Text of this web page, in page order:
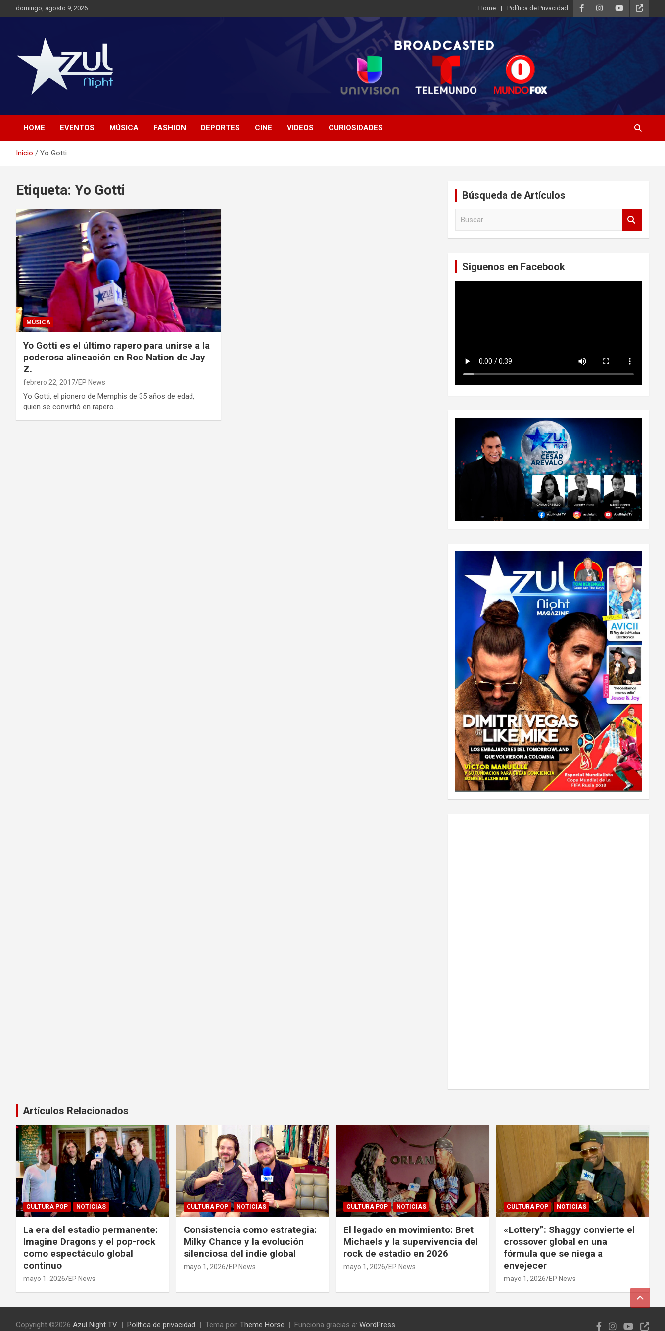
al
domingo, agosto 9, 2026 Home Política de Privacidad
Azul Night TV
HOME EVENTOS MÚSICA FASHION DEPORTES CINE VIDEOS CURIOSIDADES
Inicio Yo Gotti
Etiqueta: Yo Gotti
MÚSICA
Yo Gotti es el último rapero para unirse a la
poderosa alineación en Roc Nation de Jay
Z.
febrero 22, 2017 EP News
Yo Gotti, el pionero de Memphis de 35 años de edad,
quien se convirtió en rapero…
Búsqueda de Artículos
Siguenos en Facebook
Artículos Relacionados
CULTURA POP NOTICIAS
La era del estadio permanente:
Imagine Dragons y el pop-rock
como espectáculo global
continuo
mayo 1, 2026 EP News
CULTURA POP NOTICIAS
Consistencia como estrategia:
Milky Chance y la evolución
silenciosa del indie global
mayo 1, 2026 EP News
CULTURA POP NOTICIAS
El legado en movimiento: Bret
Michaels y la supervivencia del
rock de estadio en 2026
mayo 1, 2026 EP News
CULTURA POP NOTICIAS
«Lottery”: Shaggy convierte el
crossover global en una
fórmula que se niega a
envejecer
mayo 1, 2026 EP News
Copyright ©2026 Azul Night TV Política de privacidad Tema por: Theme Horse Funciona gracias a: WordPress